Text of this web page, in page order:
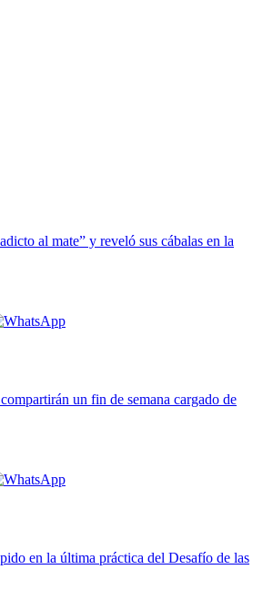
al mate” y reveló sus cábalas en la
un fin de semana cargado de
en la última práctica del Desafío de las